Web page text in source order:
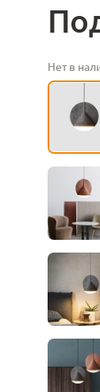
Нет в